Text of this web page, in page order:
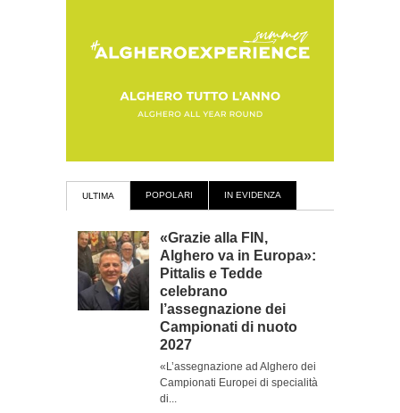
ULTIMA POPOLARI IN EVIDENZA
«Grazie alla FIN,
Alghero va in Europa»:
Pittalis e Tedde
celebrano
l’assegnazione dei
Campionati di nuoto
2027
«L’assegnazione ad Alghero dei
Campionati Europei di specialità
di...